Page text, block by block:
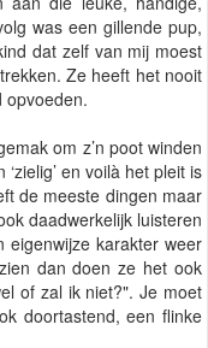
was een gillende pup,
dat zelf van mij moest
Ze heeft het nooit
opvoeden.
om z’n poot winden
en voilà het pleit is
de meeste dingen maar
daadwerkelijk luisteren
eigenwijze karakter weer
dan doen ze het ook
of zal ik niet?". Je moet
doortastend, een flinke